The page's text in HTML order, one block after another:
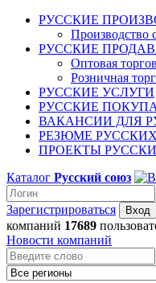
РУССКИЕ
Производство
РУССКИЕ
Оптовая
Розничная
РУССКИЕ УСЛУГИ
РУССКИЕ
ВАКАНСИИ ДЛЯ
РЕЗЮМЕ РУССКИХ
ПРОЕКТЫ
Каталог Русский союз
Зарегистрироваться
компаний 17689
Новости компаний